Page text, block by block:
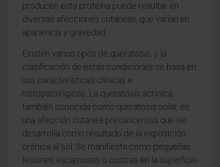
producen esta proteína puede resultar en
diversas afecciones cutáneas, que varían en
apariencia y gravedad.
Existen varios tipos de queratosis, y la
clasificación de estas condiciones se basa en
sus características clínicas e
histopatológicas. La queratosis actínica,
también conocida como queratosis solar, es
una afección cutánea precancerosa que se
desarrolla como resultado de la exposición
crónica al sol. Se manifiesta como pequeñas
lesiones escamosas o costras en la superficie